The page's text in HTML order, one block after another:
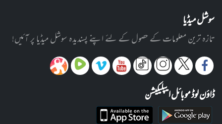
سوشل میڈیا
تازہ ترین معلومات کے حصول کے لئے اپنے پسندیدہ سوشل میڈیا پر آئیں!
ڈاؤن لوڈ موبائل ایپلیکیشن